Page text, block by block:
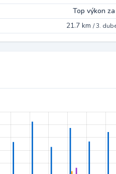
Top výkon
21.7 km /3.